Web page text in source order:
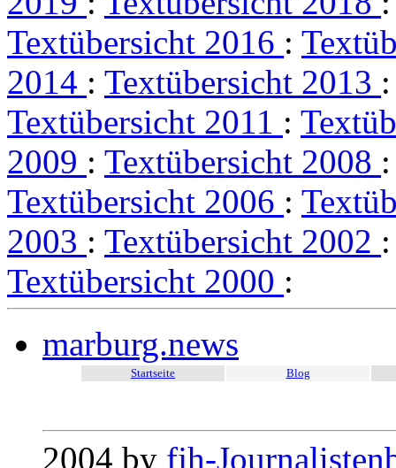
Textübersicht 2016 :
2014 : Textübersicht 2013
Textübersicht 2011 :
2009 : Textübersicht 2008
Textübersicht 2006 :
2003 : Textübersicht 2002
Textübersicht 2000 :
marburg.news
Startseite Blog
2004 by fjh-